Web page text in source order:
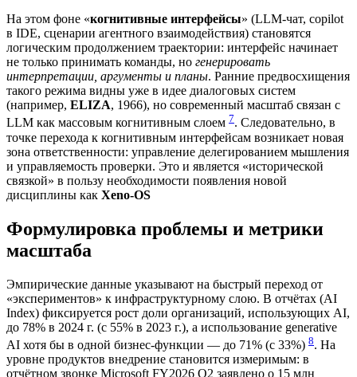
На этом фоне «когнитивные интерфейсы» (LLM‑чат, copilot
в IDE, сценарии агентного взаимодействия) становятся
логическим продолжением траектории: интерфейс начинает
не только принимать команды, но генерировать
интерпретации, аргументы и планы. Ранние предвосхищения
такого режима видны уже в идее диалоговых систем
(например, ELIZA, 1966), но современный масштаб связан с
LLM как массовым когнитивным слоем 7. Следовательно, в
точке перехода к когнитивным интерфейсам возникает новая
зона ответственности: управление делегированием мышления
и управляемость проверки. Это и является «исторической
связкой» в пользу необходимости появления новой
дисциплины как Xeno-OS
Формулировка проблемы и метрики
масштаба
Эмпирические данные указывают на быстрый переход от
«экспериментов» к инфраструктурному слою. В отчётах (AI
Index) фиксируется рост доли организаций, использующих AI,
до 78% в 2024 г. (с 55% в 2023 г.), а использование generative
AI хотя бы в одной бизнес‑функции — до 71% (с 33%) 8. На
уровне продуктов внедрение становится измеримым: в
отчётном звонке Microsoft FY2026 Q2 заявлено о 15 млн